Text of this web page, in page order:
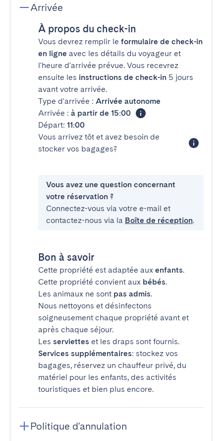
Arrivée
À propos du check-in
Vous devrez remplir le formulaire de check-in
en ligne avec les détails du voyageur et
l'heure d'arrivée prévue. Vous recevrez
ensuite les instructions de check-in 5 jours
avant votre arrivée.
Type d'arrivée : Arrivée autonome
Arrivée : à partir de 15:00
Départ: 11:00
Vous arrivez tôt et avez besoin de
stocker vos bagages?
Vous avez une question concernant
votre réservation ?
Connectez-vous via votre e-mail et
contactez-nous via la Boîte de réception.
Bon à savoir
Cette propriété est adaptée aux enfants.
Cette propriété convient aux bébés.
Les animaux ne sont pas admis.
Nous nettoyons et désinfectons
soigneusement chaque propriété avant et
après chaque séjour.
Les serviettes et les draps sont fournis.
Services supplémentaires: stockez vos
bagages, réservez un chauffeur privé, du
matériel pour les enfants, des activités
touristiques et bien plus encore.
Politique d'annulation